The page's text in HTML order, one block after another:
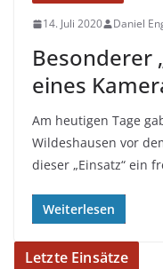
14. Juli 2020 Daniel
Besonderer
eines
Am heutigen Tage
Wildeshausen vor
dieser „Einsatz“ ein
Weiterlesen
Letzte Einsätze